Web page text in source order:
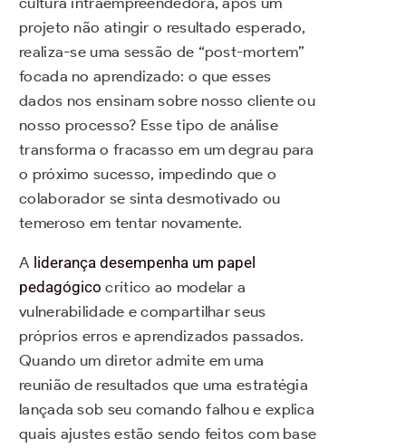
projeto não atingir o resultado esperado,
realiza-se uma sessão de “post-mortem”
focada no aprendizado: o que esses
dados nos ensinam sobre nosso cliente ou
nosso processo? Esse tipo de análise
transforma o fracasso em um degrau para
o próximo sucesso, impedindo que o
colaborador se sinta desmotivado ou
temeroso em tentar novamente.
A liderança desempenha um papel
pedagógico crítico ao modelar a
vulnerabilidade e compartilhar seus
próprios erros e aprendizados passados.
Quando um diretor admite em uma
reunião de resultados que uma estratégia
lançada sob seu comando falhou e explica
quais ajustes estão sendo feitos com base